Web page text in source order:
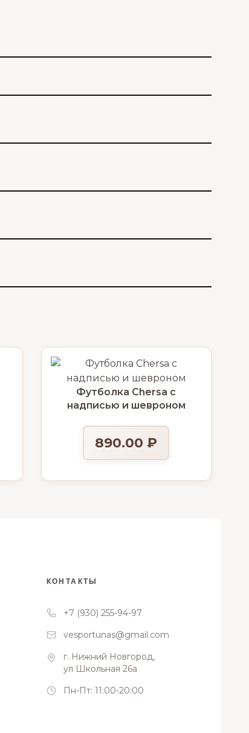
Футболка Chersa с
надписью и шевроном
890.00₽
КОНТАКТЫ
+7 (930) 255-94-97
vesportunas@gmail.com
г. Нижний Новгород,
ул Школьная 26а
Пн-Пт: 11:00-20:00